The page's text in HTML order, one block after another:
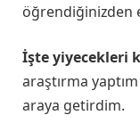
İşte yiyecekleri
araştırma
araya getirdim.